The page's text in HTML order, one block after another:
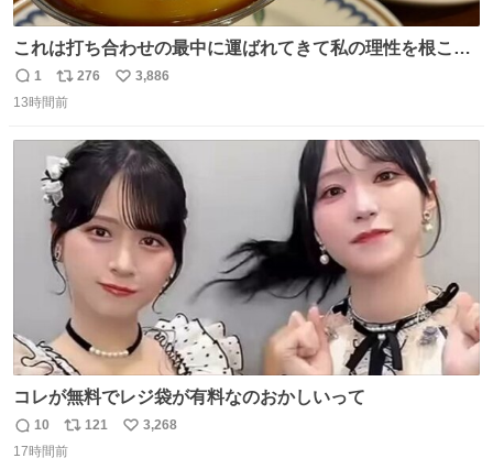
これは打ち合わせの最中に運ばれてきて私の理性を根こそ
ぎ奪い去ったプリンの写真です。
返
信
1
リ
ポ
ト
数
276
い
数
3,886
13時間前
コレが無料でレジ袋が有料なのおかしいって
返
信
10
リ
ポ
121
い
3,268
17時間前